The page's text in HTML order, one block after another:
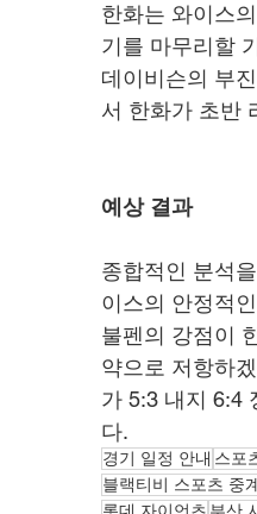
한화는 와이스
기를 마무리할
데이비슨의 부
서 한화가 초반
예상 결과
종합적인 분석
이스의 안정적
불펜의 강점이
약으로 저항하
가 5:3 내지 6:4
다.
경기 일정 안내 스포
블랙티비 스포츠 중